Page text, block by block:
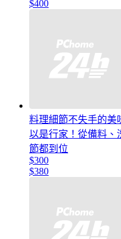
$400
料理細節不失手的美
以是行家！從備料、
節都到位
$300
$380